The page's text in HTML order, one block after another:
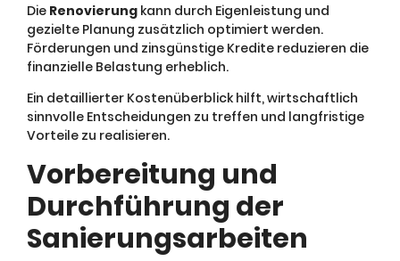
Die Renovierung kann durch Eigenleistung und
gezielte Planung zusätzlich optimiert werden.
Förderungen und zinsgünstige Kredite reduzieren die
finanzielle Belastung erheblich.
Ein detaillierter Kostenüberblick hilft, wirtschaftlich
sinnvolle Entscheidungen zu treffen und langfristige
Vorteile zu realisieren.
Vorbereitung und
Durchführung der
Sanierungsarbeiten